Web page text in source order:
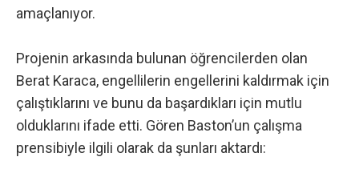
amaçlanıyor.
Projenin arkasında bulunan öğrencilerden olan
Berat Karaca, engellilerin engellerini kaldırmak için
çalıştıklarını ve bunu da başardıkları için mutlu
olduklarını ifade etti. Gören Baston’un çalışma
prensibiyle ilgili olarak da şunları aktardı: